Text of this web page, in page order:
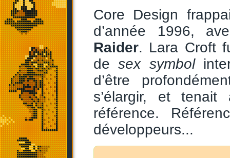
Core Design
d’année 1996,
Raider. Lara Croft
desex symbol
d’être
s’élargir, et
référence.
développeurs...